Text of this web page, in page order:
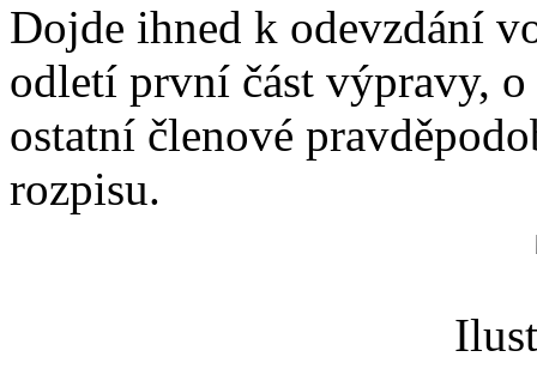
Dojde ihned k odevzdání
odletí první část výpravy,
ostatní členové
rozpisu.